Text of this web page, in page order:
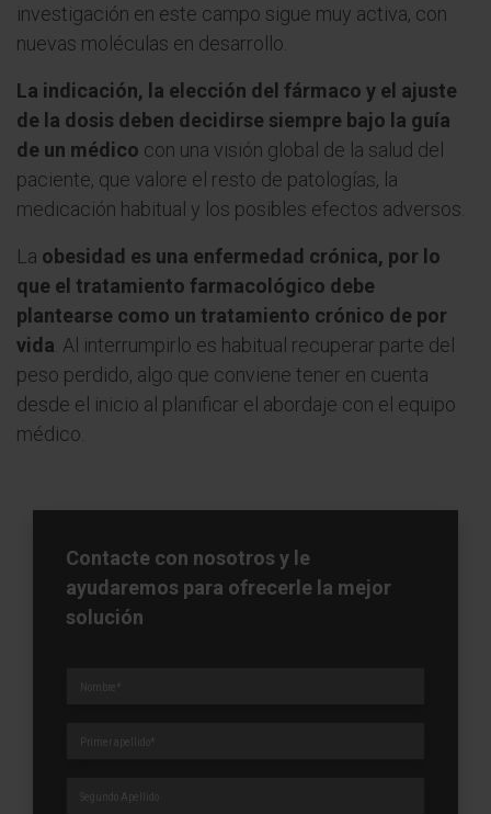
investigación en este campo sigue muy activa, con
nuevas moléculas en desarrollo.
La indicación, la elección del fármaco y el ajuste
de la dosis deben decidirse siempre bajo la guía
de un médico con una visión global de la salud del
paciente, que valore el resto de patologías, la
medicación habitual y los posibles efectos adversos.
La obesidad es una enfermedad crónica, por lo
que el tratamiento farmacológico debe
plantearse como un tratamiento crónico de por
vida . Al interrumpirlo es habitual recuperar parte del
peso perdido, algo que conviene tener en cuenta
desde el inicio al planificar el abordaje con el equipo
médico.
Contacte con nosotros y le
ayudaremos para ofrecerle la mejor
solución